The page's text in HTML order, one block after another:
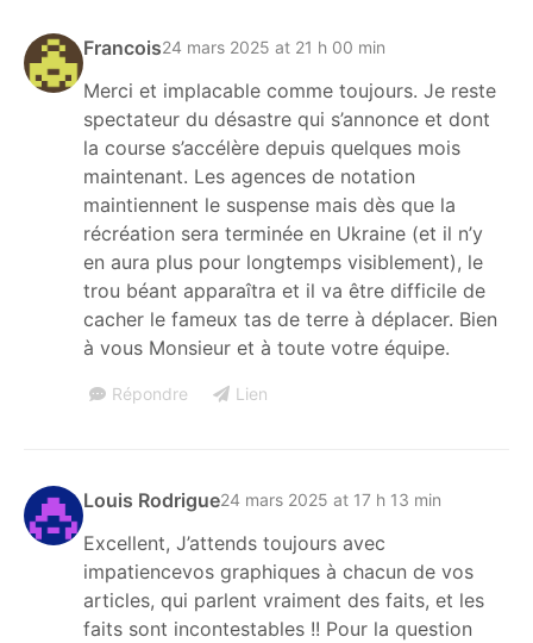
Francois24 mars 2025 at 21 h 00 min
Merci et implacable comme toujours. Je reste
spectateur du désastre qui s’annonce et dont
la course s’accélère depuis quelques mois
maintenant. Les agences de notation
maintiennent le suspense mais dès que la
récréation sera terminée en Ukraine (et il n’y
en aura plus pour longtemps visiblement), le
trou béant apparaîtra et il va être difficile de
cacher le fameux tas de terre à déplacer. Bien
à vous Monsieur et à toute votre équipe.
Répondre Lien
Louis Rodrigue24 mars 2025 at 17 h 13 min
Excellent, J’attends toujours avec
impatiencevos graphiques à chacun de vos
articles, qui parlent vraiment des faits, et les
faits sont incontestables !! Pour la question